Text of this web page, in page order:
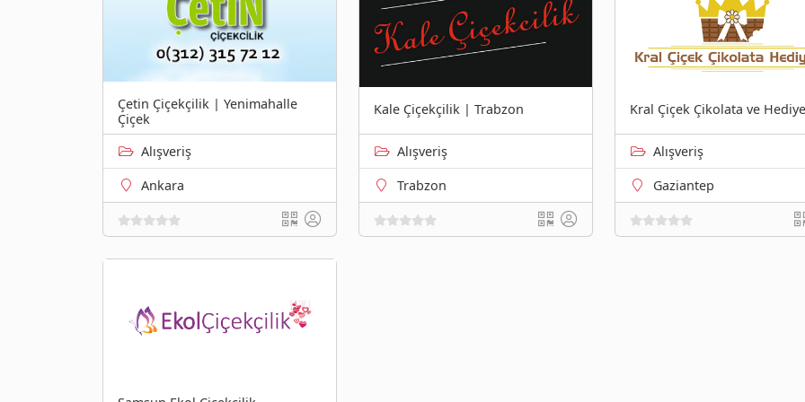
Çetin Çiçekçilik | Yenimahalle
Çiçek
Alışveriş
Ankara
Kale Çiçekçilik | Trabzon
Alışveriş
Trabzon
Kral Çiçek Çikolata ve
Alışveriş
Gaziantep